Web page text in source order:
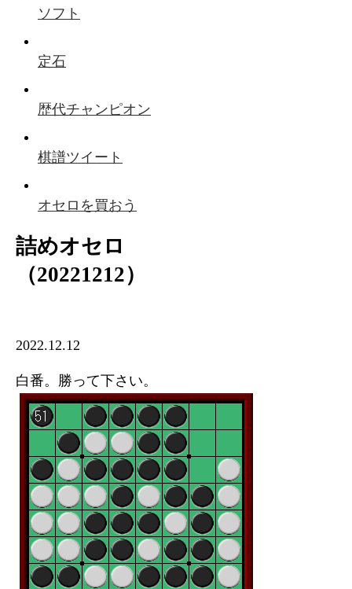
ソフト
定石
歴代チャンピオン
棋譜ツイート
オセロを買おう
詰めオセロ
（20221212）
2022.12.12
白番。勝って下さい。